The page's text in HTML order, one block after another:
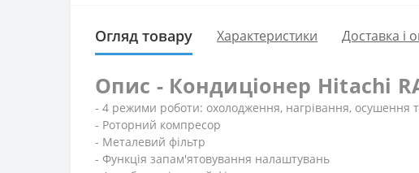
Огляд товару Характеристики Доставка і
Опис - Кондиціонер Hitachi
- 4 режими роботи: охолодження, нагрівання, осушення
- Роторний компресор
- Металевий фільтр
- Функція запам'ятовування налаштувань